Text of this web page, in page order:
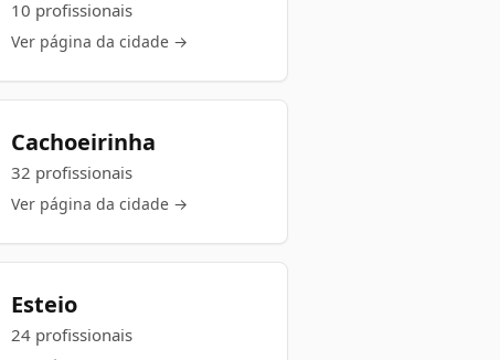
10 profissionais
Ver página da cidade →
Cachoeirinha
32 profissionais
Ver página da cidade →
Esteio
24 profissionais